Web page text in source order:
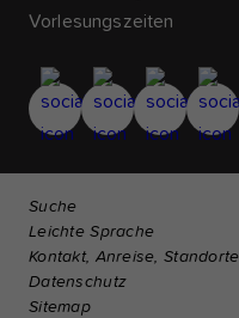
Vorlesungszeiten
Suche
Leichte Sprache
Kontakt, Anreise, Standorte
Datenschutz
Sitemap